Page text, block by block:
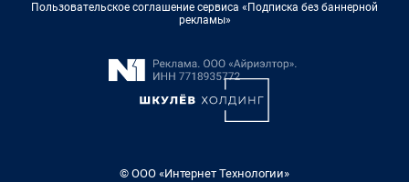
Пользовательское соглашение сервиса «Подписка без баннерной
рекламы»
© ООО «Интернет Технологии»